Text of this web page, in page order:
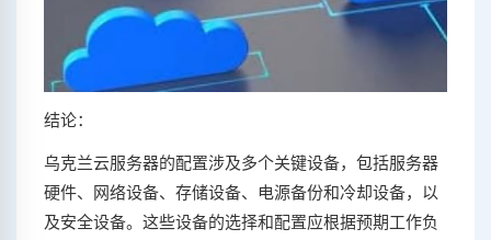
结论：
乌克兰云服务器的配置涉及多个关键设备，包括服务器
硬件、网络设备、存储设备、电源备份和冷却设备，以
及安全设备。这些设备的选择和配置应根据预期工作负